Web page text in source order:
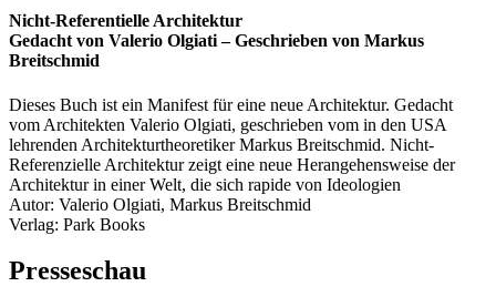
Nicht-Referentielle Architektur
Gedacht von Valerio Olgiati – Geschrieben von Markus
Breitschmid
Dieses Buch ist ein Manifest für eine neue Architektur. Gedacht
vom Architekten Valerio Olgiati, geschrieben vom in den USA
lehrenden Architekturtheoretiker Markus Breitschmid. Nicht-
Referenzielle Architektur zeigt eine neue Herangehensweise der
Architektur in einer Welt, die sich rapide von Ideologien
Autor: Valerio Olgiati, Markus Breitschmid
Verlag: Park Books
Presseschau